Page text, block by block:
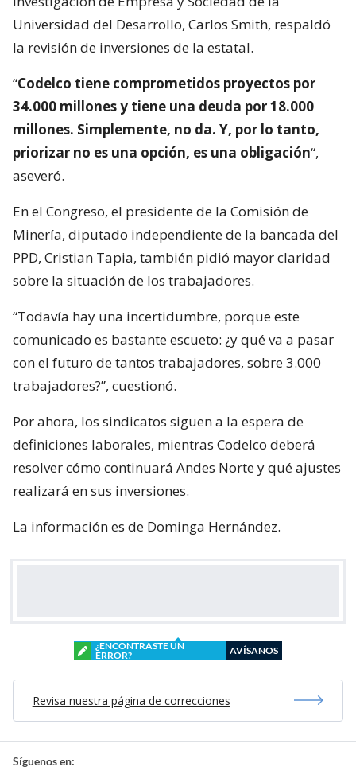
Universidad del Desarrollo, Carlos Smith, respaldó
la revisión de inversiones de la estatal.
“Codelco tiene comprometidos proyectos por
34.000 millones y tiene una deuda por 18.000
millones. Simplemente, no da. Y, por lo tanto,
priorizar no es una opción, es una obligación“,
aseveró.
En el Congreso, el presidente de la Comisión de
Minería, diputado independiente de la bancada del
PPD, Cristian Tapia, también pidió mayor claridad
sobre la situación de los trabajadores.
“Todavía hay una incertidumbre, porque este
comunicado es bastante escueto: ¿y qué va a pasar
con el futuro de tantos trabajadores, sobre 3.000
trabajadores?”, cuestionó.
Por ahora, los sindicatos siguen a la espera de
definiciones laborales, mientras Codelco deberá
resolver cómo continuará Andes Norte y qué ajustes
realizará en sus inversiones.
La información es de Dominga Hernández.
¿ENCONTRASTE UN
ERROR?
AVÍSANOS
Revisa nuestra página de correcciones
Síguenos en: